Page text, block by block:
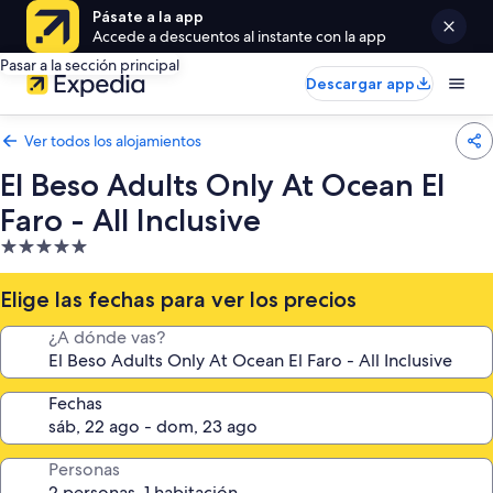
Pásate a la app
Accede a descuentos al instante con la app
Pasar a la sección principal
Descargar app
Ver todos los alojamientos
El Beso Adults Only At Ocean El
Faro - All Inclusive
Alojamiento
de
5.0 estrellas
Elige las fechas para ver los precios
¿A dónde vas?
Fechas
Personas